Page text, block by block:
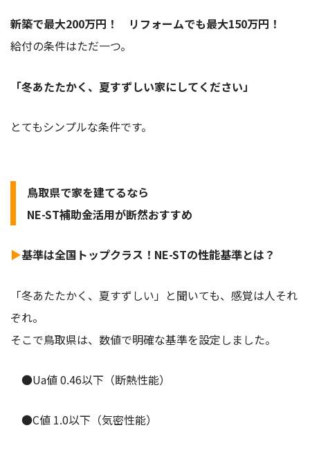
新築で最大200万円！ リフォームでも最大150万円！
給付の条件はただ一つ。
「冬あたたかく、夏すずしい家にしてください」
とてもシンプルな条件です。
鳥取県で家を建てるなら
NE-ST補助金活用が断然おすすめ
▶基準は全国トップクラス！NE-STの性能基準とは？
「冬あたたかく、夏すずしい」と聞いても、感覚は人それ
ぞれ。
そこで鳥取県は、数値で明確な基準を設定しました。
●Ua値 0.46以下（断熱性能）
●C値 1.0以下（気密性能）